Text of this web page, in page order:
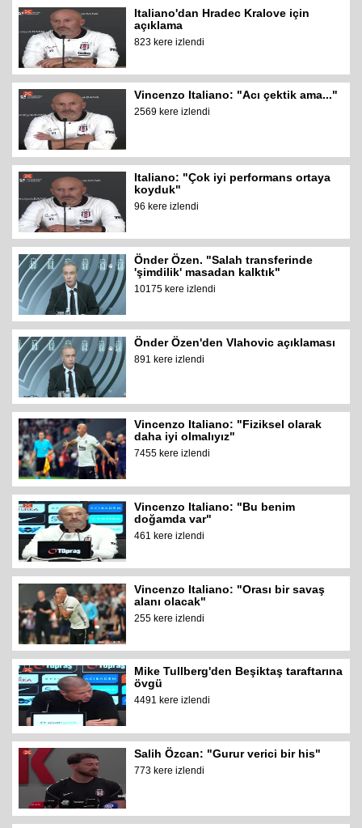
Italiano'dan Hradec Kralove için
açıklama
823 kere izlendi
Vincenzo Italiano: "Acı çektik ama..."
2569 kere izlendi
Italiano: "Çok iyi performans ortaya
koyduk"
96 kere izlendi
Önder Özen. "Salah transferinde
'şimdilik' masadan kalktık"
10175 kere izlendi
Önder Özen'den Vlahovic açıklaması
891 kere izlendi
Vincenzo Italiano: "Fiziksel olarak
daha iyi olmalıyız"
7455 kere izlendi
Vincenzo Italiano: "Bu benim
doğamda var"
461 kere izlendi
Vincenzo Italiano: "Orası bir savaş
alanı olacak"
255 kere izlendi
Mike Tullberg'den Beşiktaş taraftarına
övgü
4491 kere izlendi
Salih Özcan: "Gurur verici bir his"
773 kere izlendi